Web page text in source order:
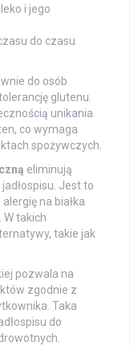
i jego
do czasu
do osób
glutenu.
unikania
co wymaga
spożywczych.
eliminują
Jest to
na białka
takich
takie jak
pozwala na
zgodnie z
Taka
do